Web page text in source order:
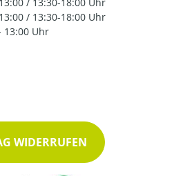
/ 13:30-18:00 Uhr
/ 13:30-18:00 Uhr
13:00 Uhr
WIDERRUFEN